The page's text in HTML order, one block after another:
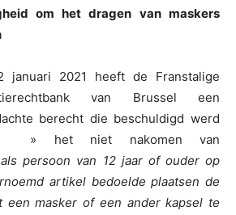
om het dragen van maskers
januari 2021 heeft de Franstalige
van Brussel een
berecht die beschuldigd werd
» het niet nakomen van
persoon van 12 jaar of ouder op
artikel bedoelde plaatsen de
een masker of een ander kapsel te